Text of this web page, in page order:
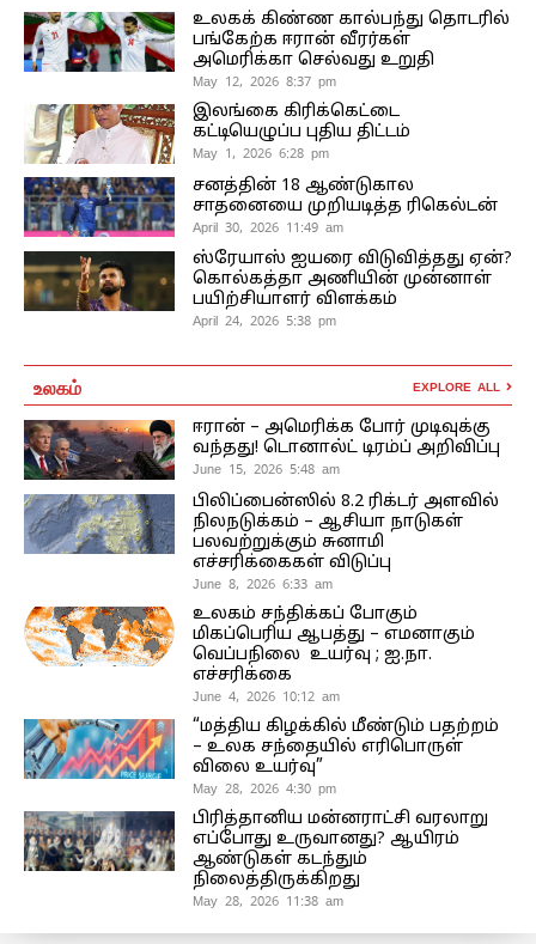
உலகக் கிண்ண கால்பந்து தொடரில்
பங்கேற்க ஈரான் வீரர்கள்
அமெரிக்கா செல்வது உறுதி
May 12, 2026 8:37 pm
இலங்கை கிரிக்கெட்டை
கட்டியெழுப்ப புதிய திட்டம்
May 1, 2026 6:28 pm
சனத்தின் 18 ஆண்டுகால
சாதனையை முறியடித்த ரிகெல்டன்
April 30, 2026 11:49 am
ஸ்ரேயாஸ் ஐயரை விடுவித்தது ஏன்?
கொல்கத்தா அணியின் முன்னாள்
பயிற்சியாளர் விளக்கம்
April 24, 2026 5:38 pm
உலகம் EXPLORE ALL
ஈரான் – அமெரிக்க போர் முடிவுக்கு
வந்தது! டொனால்ட் டிரம்ப் அறிவிப்பு
June 15, 2026 5:48 am
பிலிப்பைன்ஸில் 8.2 ரிக்டர் அளவில்
நிலநடுக்கம் – ஆசியா நாடுகள்
பலவற்றுக்கும் சுனாமி
எச்சரிக்கைகள் விடுப்பு
June 8, 2026 6:33 am
உலகம் சந்திக்கப் போகும்
மிகப்பெரிய ஆபத்து – எமனாகும்
வெப்பநிலை உயர்வு ; ஐ.நா.
எச்சரிக்கை
June 4, 2026 10:12 am
“மத்திய கிழக்கில் மீண்டும் பதற்றம்
– உலக சந்தையில் எரிபொருள்
விலை உயர்வு”
May 28, 2026 4:30 pm
பிரித்தானிய மன்னராட்சி வரலாறு
எப்போது உருவானது? ஆயிரம்
ஆண்டுகள் கடந்தும்
நிலைத்திருக்கிறது
May 28, 2026 11:38 am